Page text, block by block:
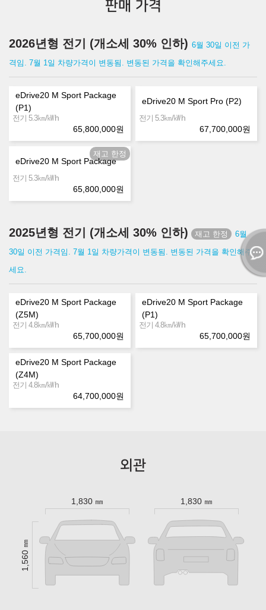
판매 가격
2026년형 전기 (개소세 30% 인하) 6월 30일 이전 가
격임. 7월 1일 차량가격이 변동됨. 변동된 가격을 확인해주세요.
eDrive20 M Sport Package
(P1)
전기 5.3㎞/㎾h
65,800,000원
eDrive20 M Sport Pro (P2)
전기 5.3㎞/㎾h
67,700,000원
eDrive20 M Sport Package
전기 5.3㎞/㎾h
65,800,000원
2025년형 전기 (개소세 30% 인하)
6월
30일 이전 가격임. 7월 1일 차량가격이 변동됨. 변동된 가격을 확인해주
세요.
eDrive20 M Sport Package
(Z5M)
전기 4.8㎞/㎾h
65,700,000원
eDrive20 M Sport Package
(P1)
전기 4.8㎞/㎾h
65,700,000원
eDrive20 M Sport Package
(Z4M)
전기 4.8㎞/㎾h
64,700,000원
외관
1,830 ㎜ 1,830 ㎜
1,560 ㎜